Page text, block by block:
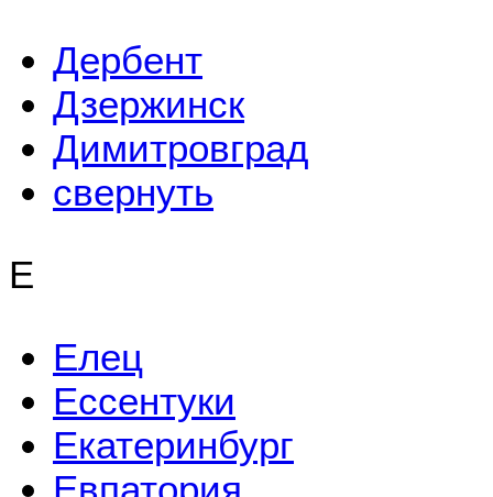
Дербент
Дзержинск
Димитровград
свернуть
Е
Елец
Ессентуки
Екатеринбург